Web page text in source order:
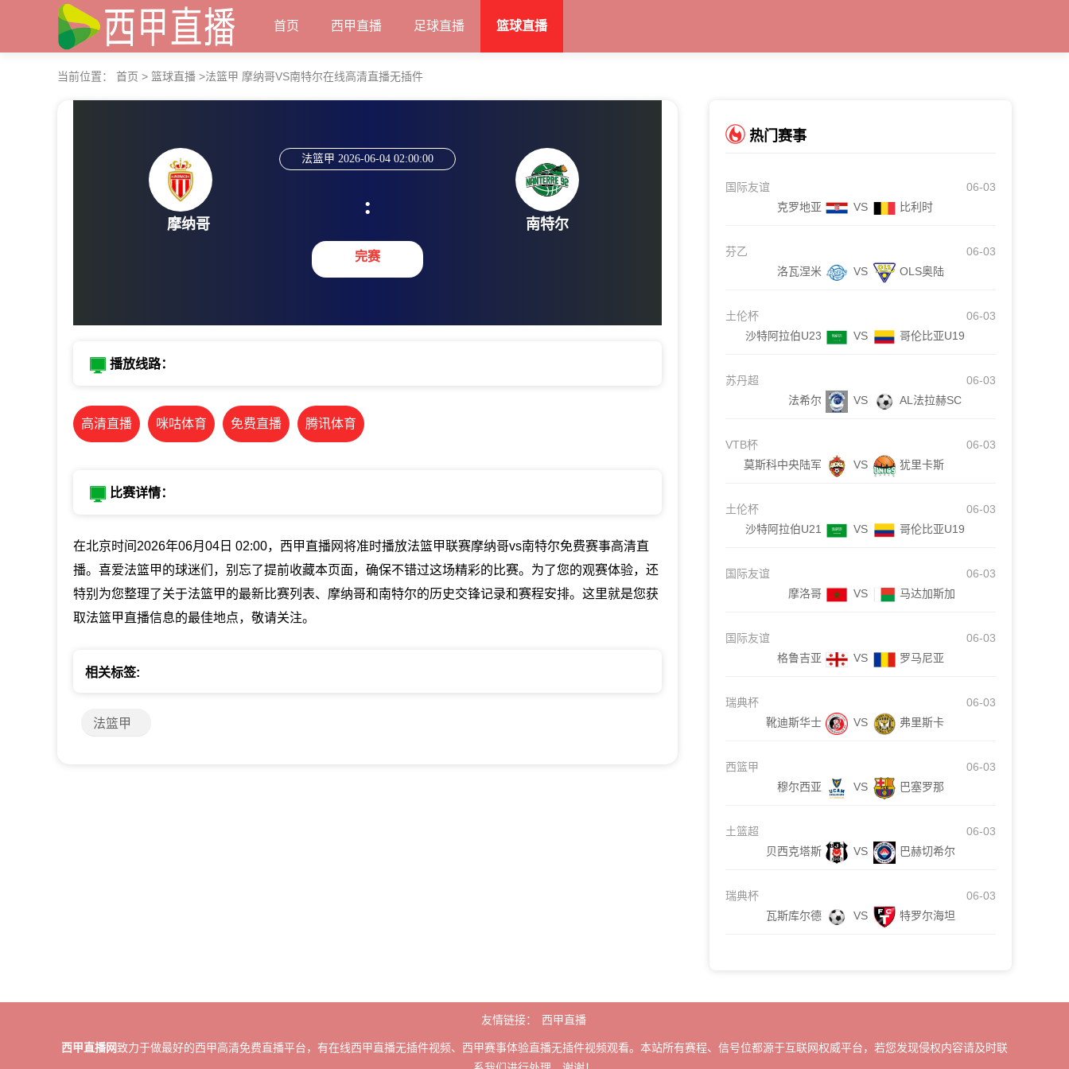
首页 西甲直播 足球直播 篮球直播
当前位置： 首页 > 篮球直播 >法篮甲 摩纳哥VS南特尔在线高清直播无插件
摩纳哥
法篮甲 2026-06-04 02:00:00
:
完赛
南特尔
播放线路：
高清直播 咪咕体育 免费直播 腾讯体育
比赛详情：
在北京时间2026年06月04日 02:00，西甲直播网将准时播放法篮甲联赛摩纳哥vs南特尔免费赛事高清直
播。喜爱法篮甲的球迷们，别忘了提前收藏本页面，确保不错过这场精彩的比赛。为了您的观赛体验，还
特别为您整理了关于法篮甲的最新比赛列表、摩纳哥和南特尔的历史交锋记录和赛程安排。这里就是您获
取法篮甲直播信息的最佳地点，敬请关注。
相关标签:
法篮甲
热门赛事
国际友谊
06-03
克罗地亚
VS 比利时
芬乙
06-03
洛瓦涅米
VS OLS奥陆
土伦杯
06-03
沙特阿拉伯U23
VS 哥伦比亚U19
苏丹超
06-03
法希尔
VS AL法拉赫SC
VTB杯
06-03
莫斯科中央陆军
VS 犹里卡斯
土伦杯
06-03
沙特阿拉伯U21
VS 哥伦比亚U19
国际友谊
06-03
摩洛哥
VS 马达加斯加
国际友谊
06-03
格鲁吉亚
VS 罗马尼亚
瑞典杯
06-03
靴迪斯华士
VS 弗里斯卡
西篮甲
06-03
穆尔西亚
VS 巴塞罗那
土篮超
06-03
贝西克塔斯
VS 巴赫切希尔
瑞典杯
06-03
瓦斯库尔德
VS 特罗尔海坦
友情链接： 西甲直播
西甲直播网致力于做最好的西甲高清免费直播平台，有在线西甲直播无插件视频、西甲赛事体验直播无插件视频观看。本站所有赛程、信号位都源于互联网权威平台，若您发现侵权内容请及时联